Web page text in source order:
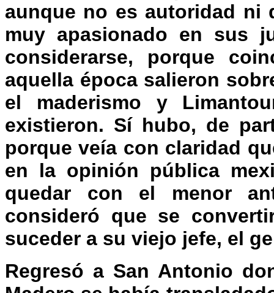
aunque no es autoridad ni
muy apasionado en sus
considerarse, porque
aquella época salieron
el maderismo y
existieron. Sí hubo, de
porque veía con claridad
en la opinión pública
quedar con el menor
consideró que se
suceder a su viejo jefe, el
Regresó a San Antonio